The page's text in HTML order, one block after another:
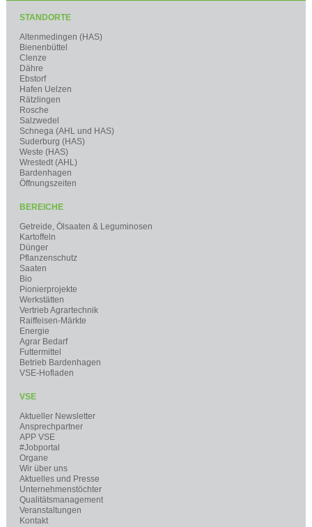
STANDORTE
Altenmedingen (HAS)
Bienenbüttel
Clenze
Dähre
Ebstorf
Hafen Uelzen
Rätzlingen
Rosche
Salzwedel
Schnega (AHL und HAS)
Suderburg (HAS)
Weste (HAS)
Wrestedt (AHL)
Bardenhagen
Öffnungszeiten
BEREICHE
Getreide, Ölsaaten & Leguminosen
Kartoffeln
Dünger
Pflanzenschutz
Saaten
Bio
Pionierprojekte
Werkstätten
Vertrieb Agrartechnik
Raiffeisen-Märkte
Energie
Agrar Bedarf
Futtermittel
Betrieb Bardenhagen
VSE-Hofladen
VSE
Aktueller Newsletter
Ansprechpartner
APP VSE
#Jobportal
Organe
Wir über uns
Aktuelles und Presse
Unternehmenstöchter
Qualitätsmanagement
Veranstaltungen
Kontakt